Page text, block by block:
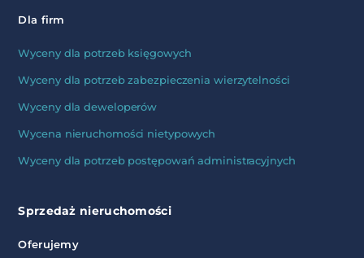
Dla firm
Wyceny dla potrzeb księgowych
Wyceny dla potrzeb zabezpieczenia wierzytelności
Wyceny dla deweloperów
Wycena nieruchomości nietypowych
Wyceny dla potrzeb postępowań administracyjnych
Sprzedaż nieruchomości
Oferujemy